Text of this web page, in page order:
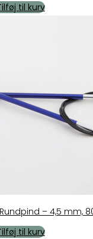
til kurv
– 4,5 mm,
til kurv